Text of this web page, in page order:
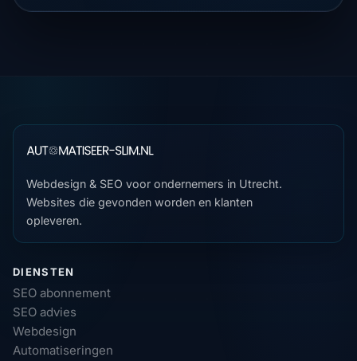
Webdesign & SEO voor ondernemers in Utrecht.
Websites die gevonden worden en klanten
opleveren.
DIENSTEN
SEO abonnement
SEO advies
Webdesign
Automatiseringen